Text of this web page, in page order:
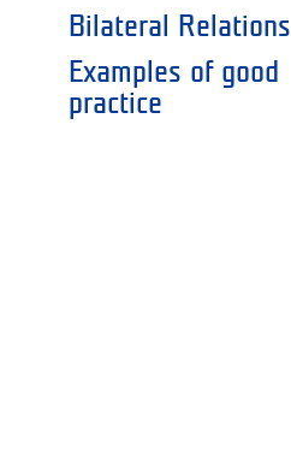
Bilateral Relations
Examples of good
practice